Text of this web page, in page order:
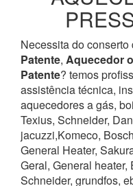
Necessita do conserto
Patente, Aquecedor
Patente? temos
assistência técnica,
aquecedores a gás,
Texius, Schneider,
jacuzzi,Komeco,
General Heater,
Geral, General
Schneider, grundfos,